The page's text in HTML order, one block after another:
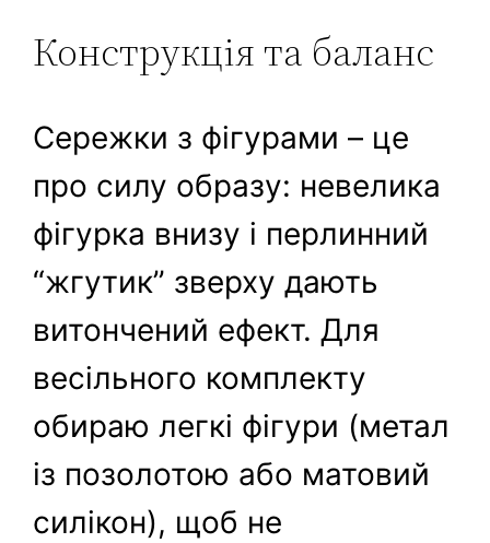
Конструкція та баланс
Сережки з фігурами – це
про силу образу: невелика
фігурка внизу і перлинний
“жгутик” зверху дають
витончений ефект. Для
весільного комплекту
обираю легкі фігури (метал
із позолотою або матовий
силікон), щоб не